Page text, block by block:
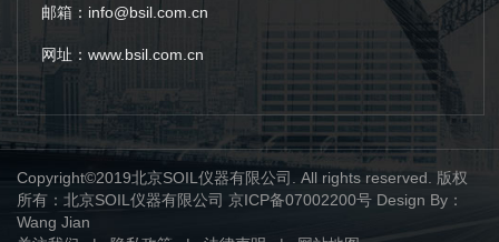
邮箱：info@bsil.com.cn
网址：www.bsil.com.cn
Copyright©2019北京SOIL仪器有限公司. All rights reserved. 版权
所有：北京SOIL仪器有限公司 京ICP备07002200号 Design By：
Wang Jian